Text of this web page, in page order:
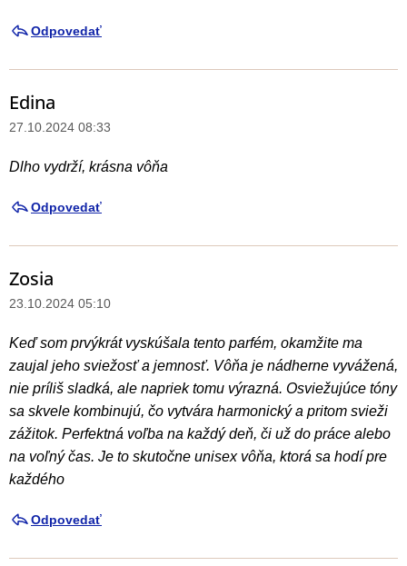
Odpovedať
Edina
27.10.2024 08:33
Dlho vydrží, krásna vôňa
Odpovedať
Zosia
23.10.2024 05:10
Keď som prvýkrát vyskúšala tento parfém, okamžite ma
zaujal jeho sviežosť a jemnosť. Vôňa je nádherne vyvážená,
nie príliš sladká, ale napriek tomu výrazná. Osviežujúce tóny
sa skvele kombinujú, čo vytvára harmonický a pritom svieži
zážitok. Perfektná voľba na každý deň, či už do práce alebo
na voľný čas. Je to skutočne unisex vôňa, ktorá sa hodí pre
každého
Odpovedať